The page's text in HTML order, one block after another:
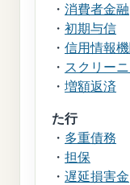
・ 消費者金融
・ 初期与信
・ 信用情報
・ スクリー
・ 増額返済
た行
・ 多重債務
・ 担保
・ 遅延損害金